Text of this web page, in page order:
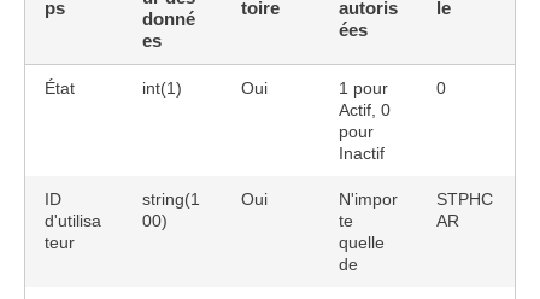
ps
donné
es
toire
autoris
ées
le
État int(1) Oui
1 pour
Actif, 0
pour
Inactif
0
ID
d'utilisa
teur
string(1
00)
Oui
N'impor
te
quelle
de
STPHC
AR